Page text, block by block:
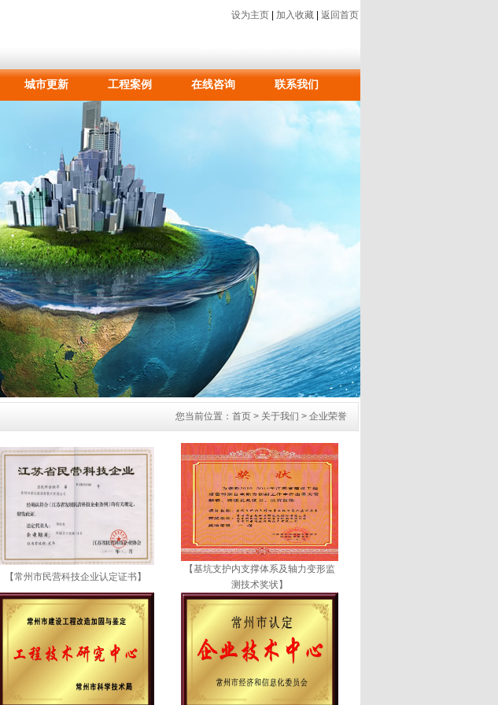
设为主页| 加入收藏| 返回首页
城市更新 工程案例 在线咨询 联系我们
您当前位置：首页 > 关于我们 > 企业荣誉
【常州市民营科技企业认定证书】
【基坑支护内支撑体系及轴力变形监
测技术奖状】